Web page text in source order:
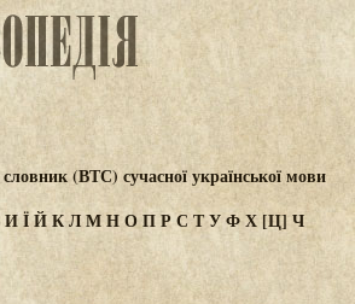
(ВТС) сучасної української мови
ИЇЙКЛМНОПРС ТУФХ [Ц] Ч